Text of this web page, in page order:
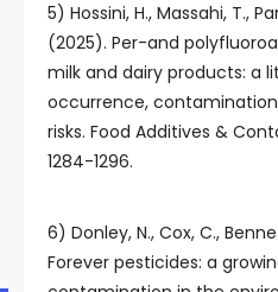
5) Hossini, H., Massahi, T.,
(2025). Per-and
milk and dairy products: a
occurrence,
risks. Food Additives &
1284-1296.
6) Donley, N., Cox, C.,
Forever pesticides: a